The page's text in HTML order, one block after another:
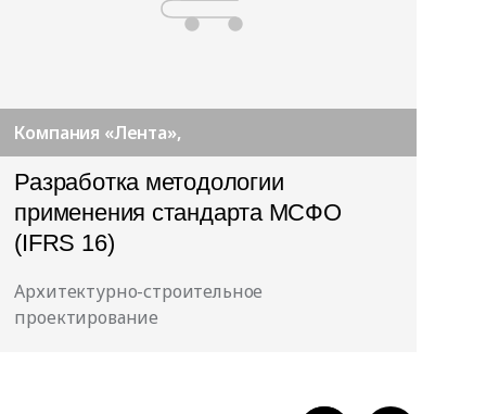
Компания «Лента»,
Разработка методологии
применения стандарта МСФО
(IFRS 16)
Архитектурно-строительное
проектирование